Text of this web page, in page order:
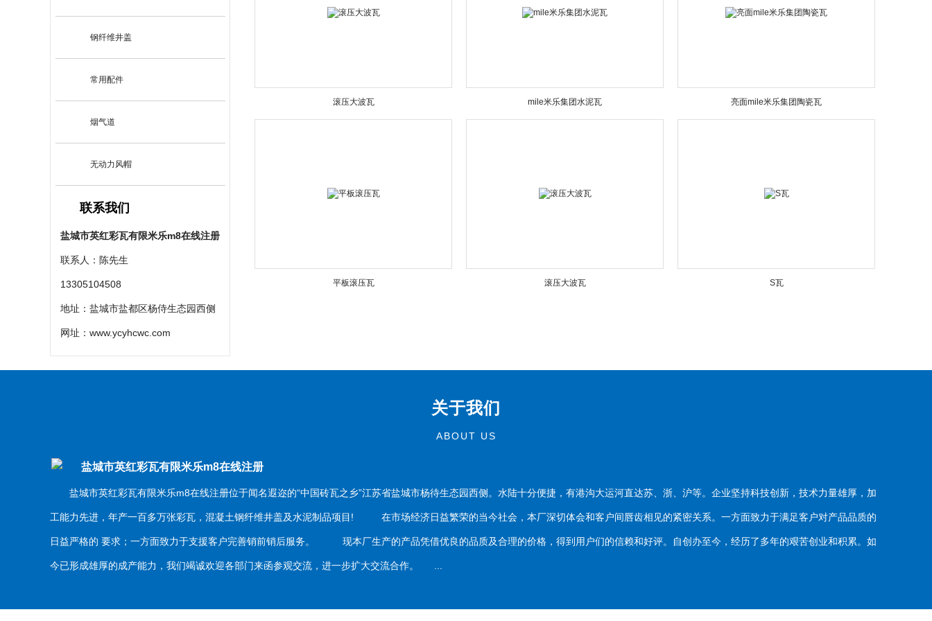
钢纤维井盖
常用配件
烟气道
无动力风帽
联系我们
盐城市英红彩瓦有限米乐m8在线注册
联系人：陈先生
13305104508
地址：盐城市盐都区杨侍生态园西侧
网址： www.ycyhcwc.com
滚压大波瓦 mile米乐集团水泥瓦 亮面mile米乐集团陶瓷瓦
平板滚压瓦 滚压大波瓦 S瓦
关于我们
ABOUT US
盐城市英红彩瓦有限米乐m8在线注册
盐城市英红彩瓦有限米乐m8在线注册位于闻名遐迩的“中国砖瓦之乡”江苏省盐城市杨待生态园西侧。水陆十分便捷，有港沟大运河直达苏、浙、沪等。企业坚持科技创新，技术力量雄厚，加
工能力先进，年产一百多万张彩瓦，混凝土钢纤维井盖及水泥制品项目! 在市场经济日益繁荣的当今社会，本厂深切体会和客户间唇齿相见的紧密关系。一方面致力于满足客户对产品品质的
日益严格的 要求；一方面致力于支援客户完善销前销后服务。 现本厂生产的产品凭借优良的品质及合理的价格，得到用户们的信赖和好评。自创办至今，经历了多年的艰苦创业和积累。如
今已形成雄厚的成产能力，我们竭诚欢迎各部门来函参观交流，进一步扩大交流合作。 ...